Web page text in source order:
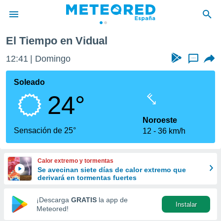
de
por
que se
calidad.
a este
las
y
forma
digital
basada
El Tiempo en Vidual
12:41 Domingo ...
Soleado
24°
Sensación de 25°
Noroeste
12
36 km/h
Calor extremo y tormentas
Se avecinan siete días de calor extremo que
derivará en tormentas fuertes
¡Descarga GRATIS la app de
Meteored!
Instalar